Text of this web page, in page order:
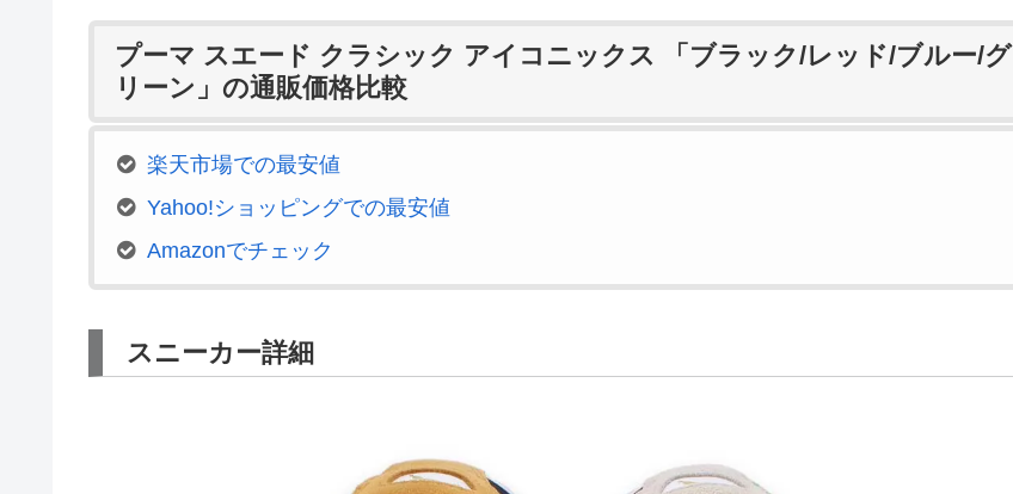
プーマ スエード クラシック アイコニックス 「ブラック/レッド/ブルー/グ
リーン」の通販価格比較
楽天市場での最安値
Yahoo!ショッピングでの最安値
Amazonでチェック
スニーカー詳細